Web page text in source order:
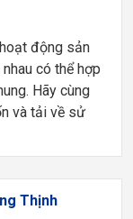
động sản
có thể hợp
Hãy cùng
và tải về sử
Thịnh